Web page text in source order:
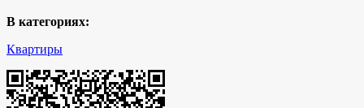
В категориях:
Квартиры